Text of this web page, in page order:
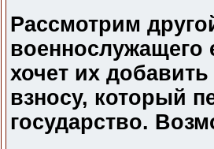
Рассмотрим
военнослужащего
хочет их
взносу, который
государство.